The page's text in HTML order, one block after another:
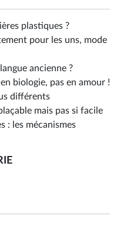
plastiques ?
pour les uns, mode
ancienne ?
biologie, pas en amour !
différents
mais pas si facile
: les mécanismes